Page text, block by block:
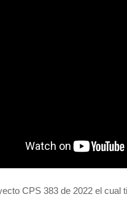
CPS 383 de 2022 el